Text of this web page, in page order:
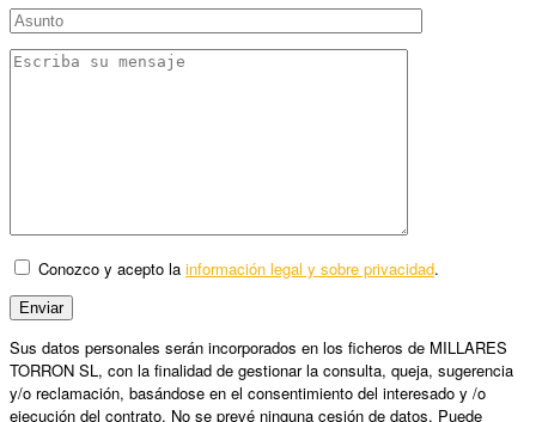
Conozco y acepto la información legal y sobre privacidad.
Sus datos personales serán incorporados en los ficheros de MILLARES
TORRON SL, con la finalidad de gestionar la consulta, queja, sugerencia
y/o reclamación, basándose en el consentimiento del interesado y /o
ejecución del contrato. No se prevé ninguna cesión de datos. Puede